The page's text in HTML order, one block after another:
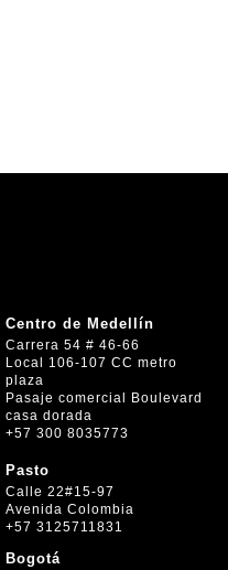
Centro de Medellín
Carrera 54 # 46-66
Local 106-107 CC metro
plaza
Pasaje comercial Boulevard
casa dorada
+57 300 8035773
Pasto
Calle 22#15-97
Avenida Colombia
+57 3125711831
Bogotá